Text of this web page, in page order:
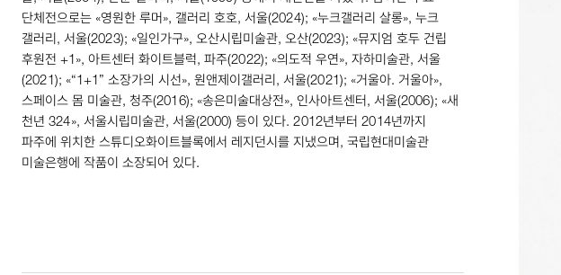
단체전으로는 «영원한 루머», 갤러리 호호, 서울(2024); «누크갤러리 살롱», 누크
갤러리, 서울(2023); «일인가구», 오산시립미술관, 오산(2023); «뮤지엄 호두 건립
후원전 +1 », 아트센터 화이트블럭, 파주(2022); «의도적 우연», 자하미술관, 서울
(2021 ); «“1+1 ” 소장가의 시선», 원앤제이갤러리, 서울(2021 ); «거울아. 거울아»,
스페이스 몸 미술관, 청주(2016); «송은미술대상전», 인사아트센터, 서울(2006); «새
천년 324», 서울시립미술관, 서울(2000) 등이 있다.2012년부터2014년까지
파주에 위치한 스튜디오화이트블록에서 레지던시를 지냈으며, 국립현대미술관
미술은행에 작품이 소장되어 있다.